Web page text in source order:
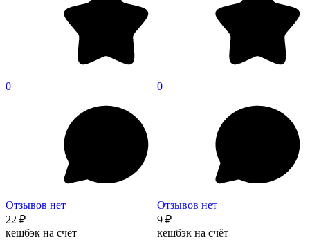
0
Отзывов нет
22 ₽
кешбэк на счёт
0
Отзывов нет
9 ₽
кешбэк на счёт